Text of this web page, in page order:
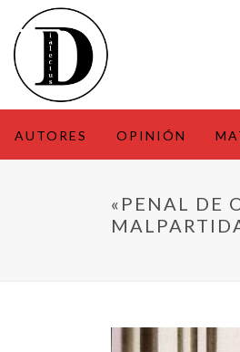
AUTORES OPINIÓN
«PENAL DE